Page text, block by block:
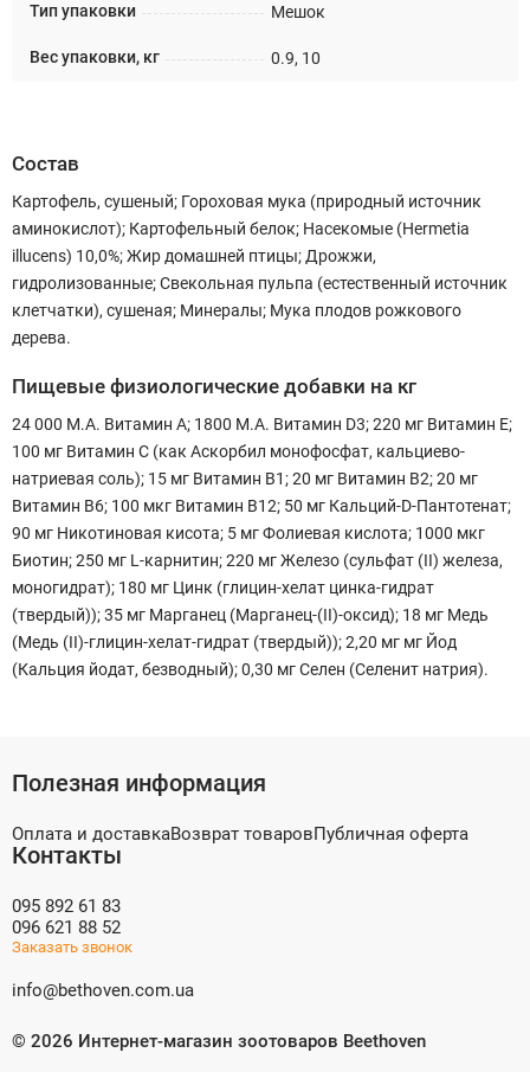
Тип упаковки Мешок
Вес упаковки, кг 0.9, 10
Состав
Картофель, сушеный; Гороховая мука (природный источник
аминокислот); Картофельный белок; Насекомые (Hermetia
illucens) 10,0%; Жир домашней птицы; Дрожжи,
гидролизованные; Свекольная пульпа (естественный источник
клетчатки), сушеная; Минералы; Мука плодов рожкового
дерева.
Пищевые физиологические добавки на кг
24 000 М.А. Витамин А; 1800 М.А. Витамин D3; 220 мг Витамин Е;
100 мг Витамин С (как Аскорбил монофосфат, кальциево-
натриевая соль); 15 мг Витамин В1; 20 мг Витамин В2; 20 мг
Витамин В6; 100 мкг Витамин В12; 50 мг Кальций-D-Пантотенат;
90 мг Никотиновая кисота; 5 мг Фолиевая кислота; 1000 мкг
Биотин; 250 мг L-карнитин; 220 мг Железо (сульфат (II) железа,
моногидрат); 180 мг Цинк (глицин-хелат цинка-гидрат
(твердый)); 35 мг Марганец (Марганец-(II)-оксид); 18 мг Медь
(Медь (II)-глицин-хелат-гидрат (твердый)); 2,20 мг мг Йод
(Кальция йодат, безводный); 0,30 мг Селен (Селенит натрия).
Полезная информация
Оплата и доставкаВозврат товаровПубличная оферта
Контакты
095 892 61 83
096 621 88 52
Заказать звонок
info@bethoven.com.ua
© 2026 Интернет-магазин зоотоваров Beethoven